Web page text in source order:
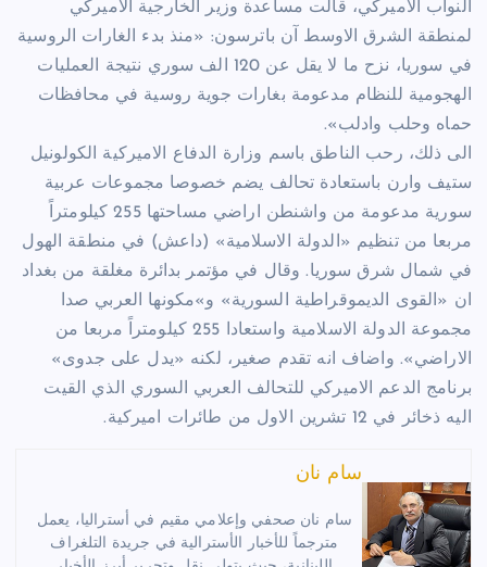
النواب الاميركي، قالت مساعدة وزير الخارجية الاميركي
لمنطقة الشرق الاوسط آن باترسون: «منذ بدء الغارات الروسية
في سوريا، نزح ما لا يقل عن 120 الف سوري نتيجة العمليات
الهجومية للنظام مدعومة بغارات جوية روسية في محافظات
حماه وحلب وادلب».
الى ذلك، رحب الناطق باسم وزارة الدفاع الاميركية الكولونيل
ستيف وارن باستعادة تحالف يضم خصوصا مجموعات عربية
سورية مدعومة من واشنطن اراضي مساحتها 255 كيلومتراً
مربعا من تنظيم «الدولة الاسلامية» (داعش) في منطقة الهول
في شمال شرق سوريا. وقال في مؤتمر بدائرة مغلقة من بغداد
ان «القوى الديموقراطية السورية» و»مكونها العربي صدا
مجموعة الدولة الاسلامية واستعادا 255 كيلومتراً مربعا من
الاراضي». واضاف انه تقدم صغير، لكنه «يدل على جدوى»
برنامج الدعم الاميركي للتحالف العربي السوري الذي القيت
اليه ذخائر في 12 تشرين الاول من طائرات اميركية.
سام نان
سام نان صحفي وإعلامي مقيم في أستراليا، يعمل
مترجماً للأخبار الأسترالية في جريدة التلغراف